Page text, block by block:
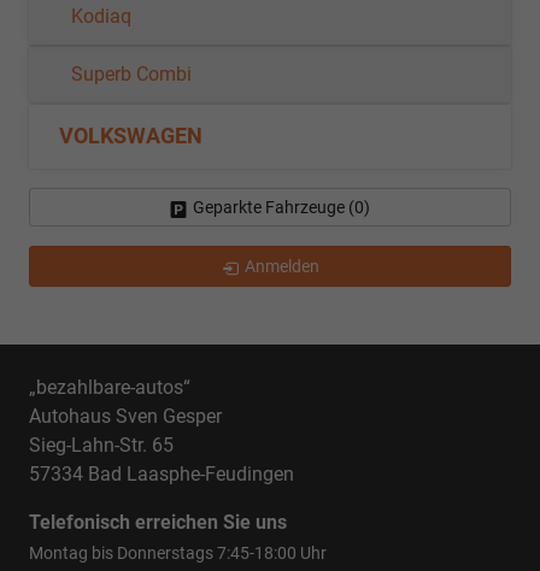
Kodiaq
Superb Combi
VOLKSWAGEN
Geparkte Fahrzeuge (0)
Anmelden
„bezahlbare-autos“
Autohaus Sven Gesper
Sieg-Lahn-Str. 65
57334 Bad Laasphe-Feudingen
Telefonisch erreichen Sie uns
Montag bis Donnerstags 7:45-18:00 Uhr